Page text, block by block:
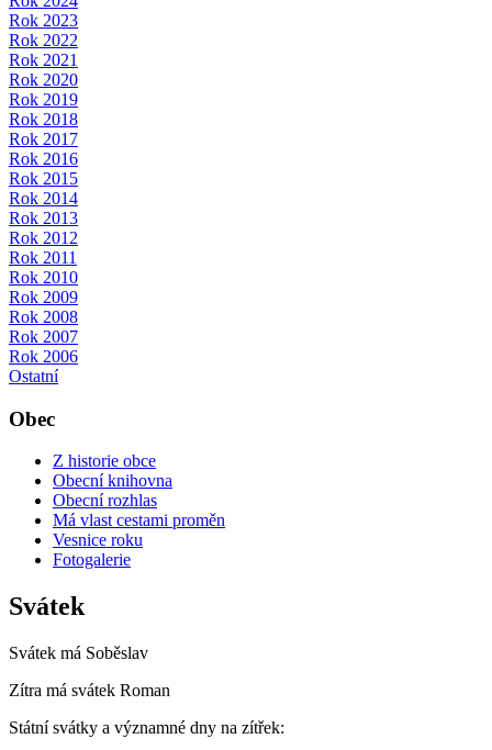
Rok 2023
Rok 2022
Rok 2021
Rok 2020
Rok 2019
Rok 2018
Rok 2017
Rok 2016
Rok 2015
Rok 2014
Rok 2013
Rok 2012
Rok 2011
Rok 2010
Rok 2009
Rok 2008
Rok 2007
Rok 2006
Ostatní
Obec
Z historie obce
Obecní knihovna
Obecní rozhlas
Má vlast cestami proměn
Vesnice roku
Fotogalerie
Svátek
Svátek má Soběslav
Zítra má svátek Roman
Státní svátky a významné dny na zítřek: